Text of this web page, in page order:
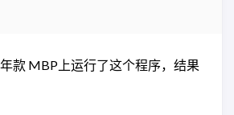
款 MBP上运行了这个程序，结果